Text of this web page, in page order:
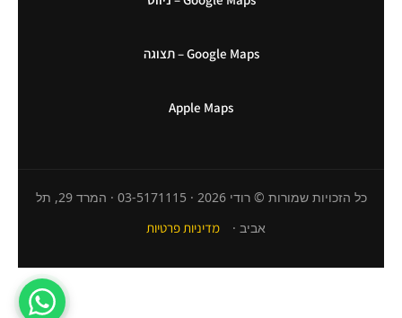
Google Maps – תצוגה
Apple Maps
כל הזכויות שמורות © רודי 2026 · 03-5171115 · המרד 29, תל
אביב ·
מדיניות פרטיות